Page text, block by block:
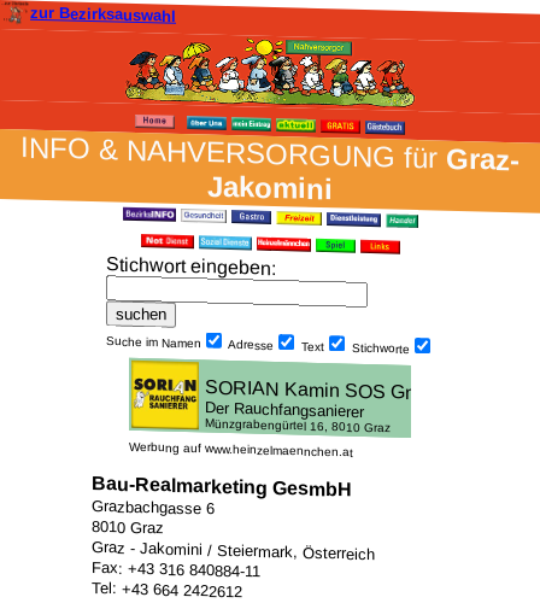
zur Bezirksauswahl
INFO & NAH­VER­SORG­UNG fürGraz-
Jakomini
Stich­wort ein­geben:
Suche im Namen Adresse Text Stich­worte
Werbung auf www.heinzelmaennchen.at
Bau-Realmarketing GesmbH
Grazbachgasse 6
8010 Graz
Graz - Jakomini / Steiermark, Österreich
Fax: +43 316 840884-11
Tel: +43 664 2422612